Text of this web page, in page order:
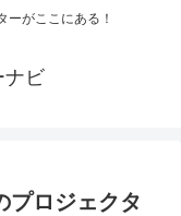
ーがここにある！
ナビ
プロジェクタ